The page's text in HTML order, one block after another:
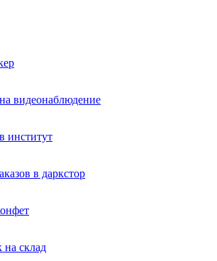
видеонаблюдение
институт
в даркстор
склад